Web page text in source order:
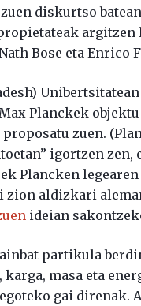
diskurtso
Bose eta Enrico
Planckek
zuen.
igortzen zen,
Plancken
zion aldizkari
ideian
partikula
masa eta
gai